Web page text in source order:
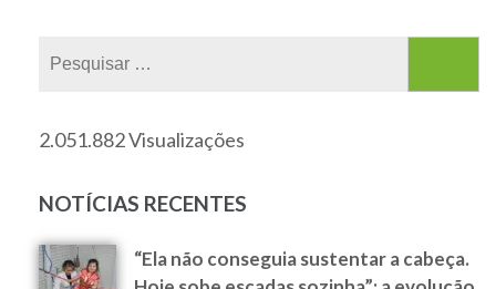
2.051.882 Visualizações
NOTÍCIAS RECENTES
“Ela não conseguia sustentar a cabeça.